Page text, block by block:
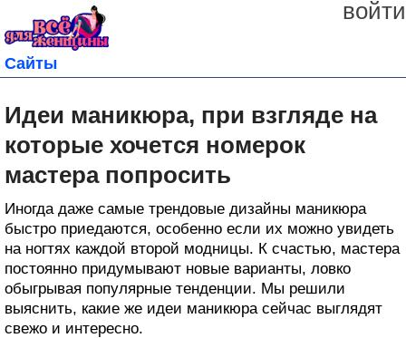
войти
Сайты
Идеи маникюра, при взгляде на
которые хочется номерок
мастера попросить
Иногда даже самые трендовые дизайны маникюра
быстро приедаются, особенно если их можно увидеть
на ногтях каждой второй модницы. К счастью, мастера
постоянно придумывают новые варианты, ловко
обыгрывая популярные тенденции. Мы решили
выяснить, какие же идеи маникюра сейчас выглядят
свежо и интересно.